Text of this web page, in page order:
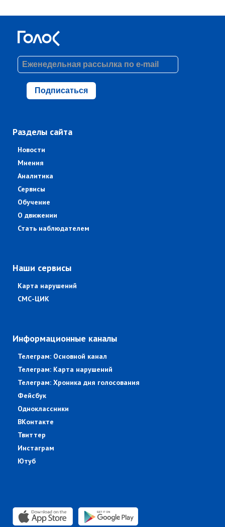
Подписаться
Разделы сайта
Новости
Мнения
Аналитика
Сервисы
Обучение
О движении
Стать наблюдателем
Наши сервисы
Карта нарушений
СМС-ЦИК
Информационные каналы
Телеграм: Основной канал
Телеграм: Карта нарушений
Телеграм: Хроника дня голосования
Фейсбук
Одноклассники
ВКонтакте
Твиттер
Инстаграм
Ютуб